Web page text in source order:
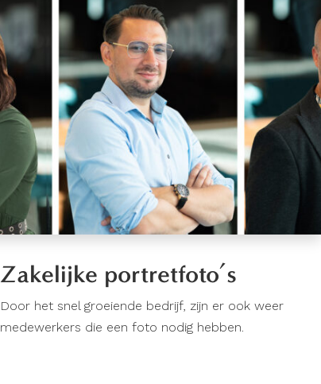
Zakelijke portretfoto’s
Door het snel groeiende bedrijf, zijn er ook weer
medewerkers die een foto nodig hebben.